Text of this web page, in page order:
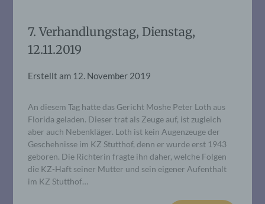
7. Verhandlungstag, Dienstag,
12.11.2019
Erstellt am 12. November 2019
An diesem Tag hatte das Gericht Moshe Peter Loth aus
Florida geladen. Dieser trat als Zeuge auf, ist zugleich
aber auch Nebenkläger. Loth ist kein Augenzeuge der
Geschehnisse im KZ Stutthof, denn er wurde erst 1943
geboren. Die Richterin fragte ihn daher, welche Folgen
die KZ-Haft seiner Mutter und sein eigener Aufenthalt
im KZ Stutthof…